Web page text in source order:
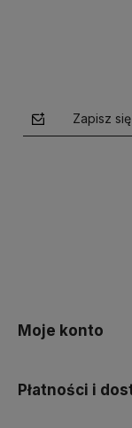
Zapisz
Moje konto
Płatności i